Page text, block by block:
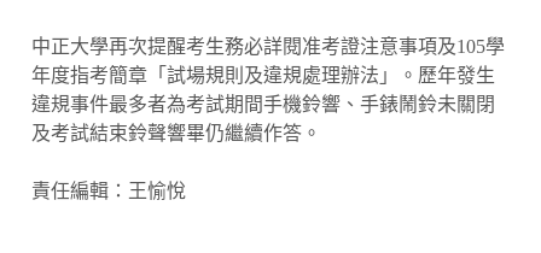
中正大學再次提醒考生務必詳閱准考證注意事項及105學
年度指考簡章「試場規則及違規處理辦法」。歷年發生
違規事件最多者為考試期間手機鈴響、手錶鬧鈴未關閉
及考試結束鈴聲響畢仍繼續作答。
責任編輯：王愉悅